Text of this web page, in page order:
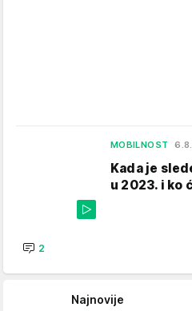
MOBILNOST
Kada je
u 2023. i ko
2
Najnovije